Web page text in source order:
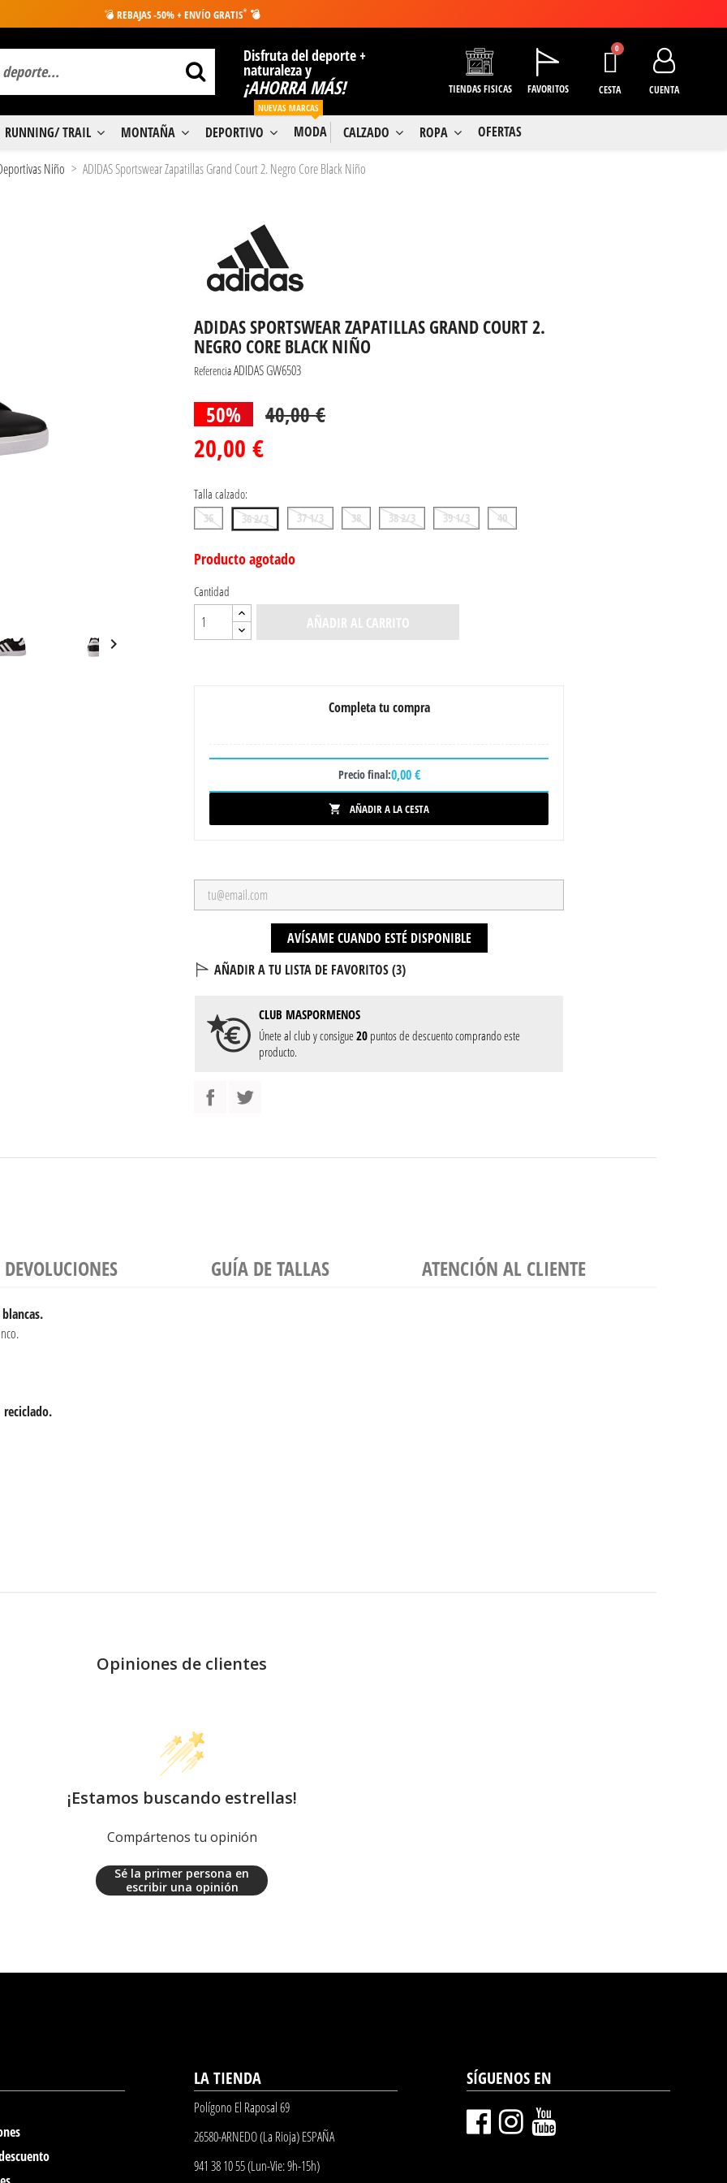
💣 REBAJAS -50% + ENVÍO GRATIS* 💣
Disfruta del deporte +
naturaleza y
¡AHORRA MÁS! TIENDAS FISICAS FAVORITOS CESTA CUENTA
RUNNING/ TRAIL MONTAÑA DEPORTIVO MODA
NUEVAS MARCAS
CALZADO ROPA OFERTAS
Niño ADIDAS Sportswear Zapatillas Grand Court 2. Negro Core Black Niño

ADIDAS SPORTSWEAR ZAPATILLAS GRAND COURT 2.
NEGRO CORE BLACK NIÑO
ReferenciaADIDAS GW6503
50% 40,00 €
20,00 €
Talla calzado:
36 36 2/3 37 1/3 38 38 2/3 39 1/3 40
Producto agotado
Cantidad
AÑADIR AL CARRITO
Completa tu compra
Precio final:0,00 €
 AÑADIR A LA CESTA
AVÍSAME CUANDO ESTÉ DISPONIBLE
AÑADIR A TU LISTA DE FAVORITOS (3)
CLUB MASPORMENOS
Únete al club y consigue20puntos de descuento comprando este
producto.
GUÍA DE TALLAS ATENCIÓN AL CLIENTE
reciclado.
Opiniones de clientes
¡Estamos buscando estrellas!
Compártenos tu opinión
Sé la primer persona en
escribir una opinión
LA TIENDA
Polígono El Raposal 69
26580-ARNEDO (La Rioja) ESPAÑA
941 38 10 55 (Lun-Vie: 9h-15h)
SÍGUENOS EN